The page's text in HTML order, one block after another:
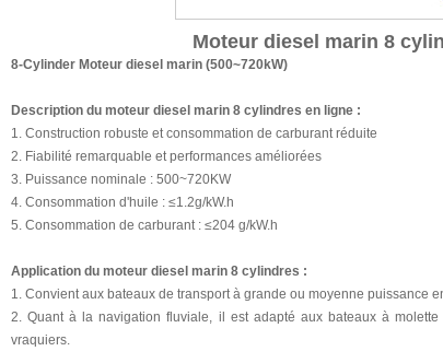
Moteur diesel marin 8
8-Cylinder Moteur diesel marin (500~720kW)
Description du moteur diesel marin 8 cylindres en ligne :
1. Construction robuste et consommation de carburant réduite
2. Fiabilité remarquable et performances améliorées
3. Puissance nominale : 500~720KW
4. Consommation d'huile : ≤1.2g/kW.h
5. Consommation de carburant : ≤204 g/kW.h
Application du moteur diesel marin 8 cylindres :
1. Convient aux bateaux de transport à grande ou moyenne puissance
2. Quant à la navigation fluviale, il est adapté aux bateaux à
vraquiers.